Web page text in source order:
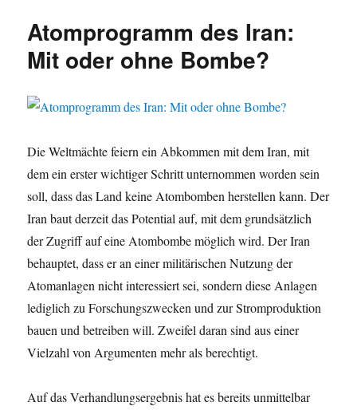
Atomprogramm des Iran:
Mit oder ohne Bombe?
Die Weltmächte feiern ein Abkommen mit dem Iran, mit
dem ein erster wichtiger Schritt unternommen worden sein
soll, dass das Land keine Atombomben herstellen kann. Der
Iran baut derzeit das Potential auf, mit dem grundsätzlich
der Zugriff auf eine Atombombe möglich wird. Der Iran
behauptet, dass er an einer militärischen Nutzung der
Atomanlagen nicht interessiert sei, sondern diese Anlagen
lediglich zu Forschungszwecken und zur Stromproduktion
bauen und betreiben will. Zweifel daran sind aus einer
Vielzahl von Argumenten mehr als berechtigt.
Auf das Verhandlungsergebnis hat es bereits unmittelbar